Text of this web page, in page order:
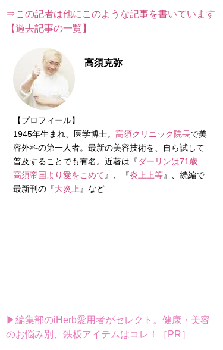
⇒この記者は他にこのような記事を書いています
【過去記事の一覧】
高須克弥
【プロフィール】
1945年生まれ、医学博士。 高須クリニック院長で美
容外科の第一人者。最新の美容技術を、自ら試して
普及することでも有名。近著は『ダーリンは71歳
高須帝国より愛をこめて 』、『炎上上等』、続編で
最新刊の『大炎上 』など
▶編集部のiHerb愛用者がセレクト。健康・美容
のお悩み別、鉄板アイテムはコレ！［PR］